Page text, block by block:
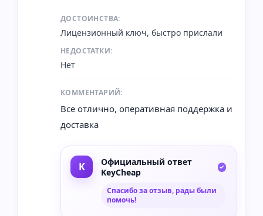
ДОСТОИНСТВА:
Лицензионный ключ, быстро прислали
НЕДОСТАТКИ:
Нет
КОММЕНТАРИЙ:
Все отлично, оперативная поддержка и
доставка
Официальный ответ
KeyCheap
Спасибо за отзыв, рады были
помочь!